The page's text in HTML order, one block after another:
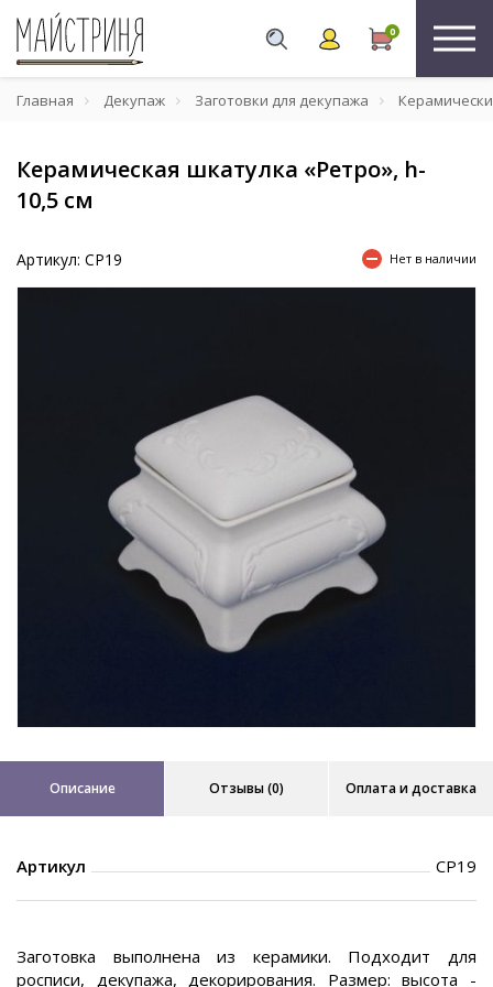
0
Главная Декупаж Заготовки для декупажа
Керамическая шкатулка «Ретро», h-
10,5 см
Артикул: СР19 Нет в наличии
Описание Отзывы (0) Оплата и доставка
Артикул СР19
Заготовка выполнена из керамики. Подходит для
росписи, декупажа, декорирования. Размер: высота -